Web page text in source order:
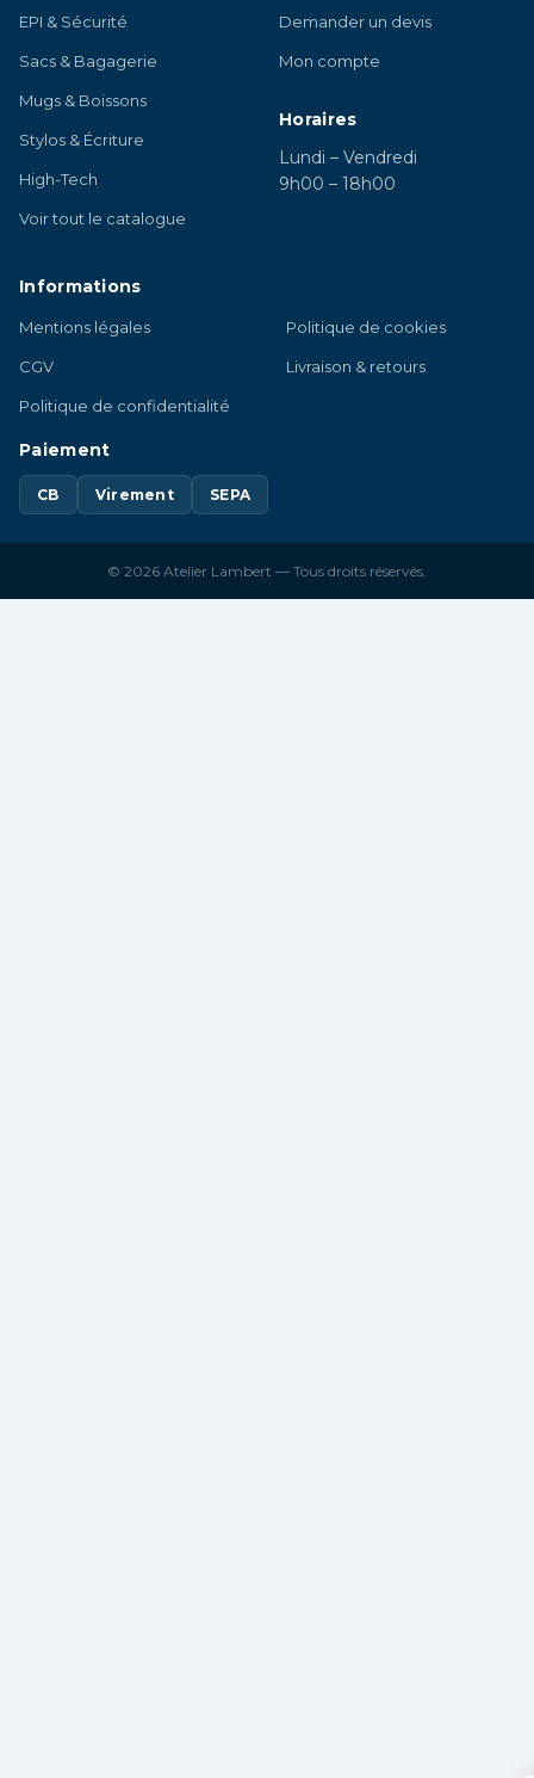
EPI & Sécurité
Sacs & Bagagerie
Mugs & Boissons
Stylos & Écriture
High-Tech
Voir tout le catalogue
Demander un devis
Mon compte
Horaires
Lundi – Vendredi
9h00 – 18h00
Informations
Mentions légales
CGV
Politique de confidentialité
Politique de cookies
Livraison & retours
Paiement
CB Virement SEPA
© 2026 Atelier Lambert — Tous droits réservés.